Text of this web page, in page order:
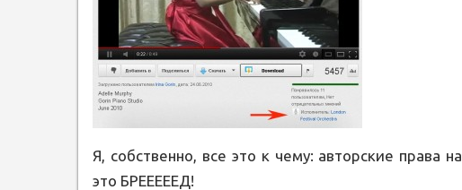
Я, собственно, все это к чему: авторские права на
это БРЕЕЕЕЕД!